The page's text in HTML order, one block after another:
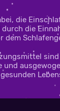
die
die
dem
und
gesunden